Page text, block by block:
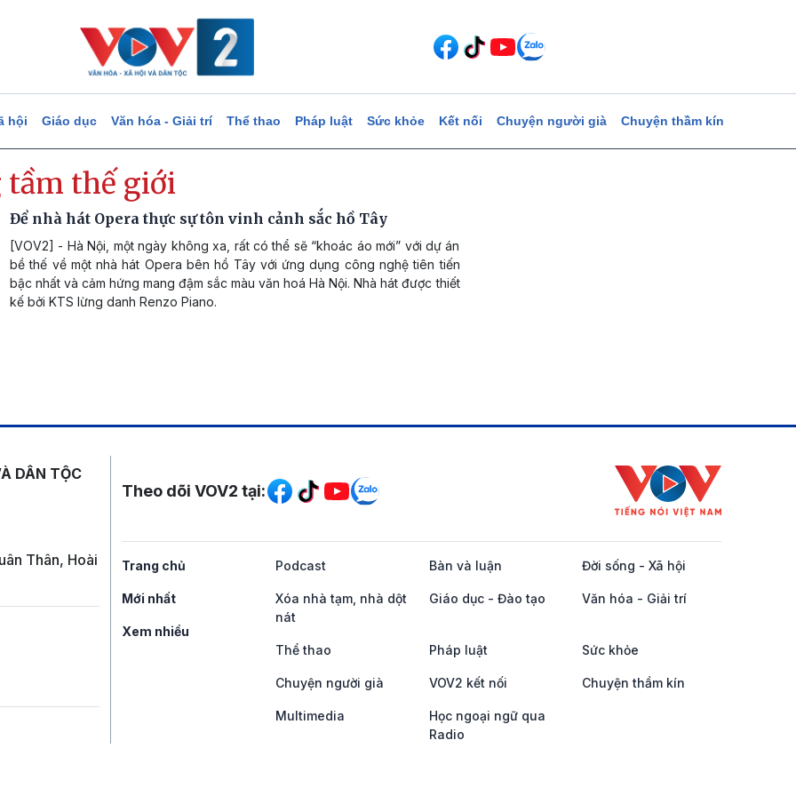
hội Giáo dục Văn hóa - Giải trí Thể thao Pháp luật Sức khỏe Kết nối Chuyện người già Chuyện thầm kín
tầm thế giới
Để nhà hát Opera thực sự tôn vinh cảnh sắc hồ Tây
[VOV2] - Hà Nội, một ngày không xa, rất có thể sẽ “khoác áo mới” với dự án
bề thế về một nhà hát Opera bên hồ Tây với ứng dụng công nghệ tiên tiến
bậc nhất và cảm hứng mang đậm sắc màu văn hoá Hà Nội. Nhà hát được thiết
kế bởi KTS lừng danh Renzo Piano.
DÂN TỘC
Thân, Hoài
Mạng xã hội
Theo dõi VOV2 tại:
Trang chủ
Mới nhất
Xem nhiều
Podcast Bàn và luận Đời sống - Xã hội
Xóa nhà tạm, nhà dột
nát
Giáo dục - Đào tạo Văn hóa - Giải trí
Thể thao Pháp luật Sức khỏe
Chuyện người già VOV2 kết nối Chuyện thầm kín
Multimedia
Học ngoại ngữ qua
Radio